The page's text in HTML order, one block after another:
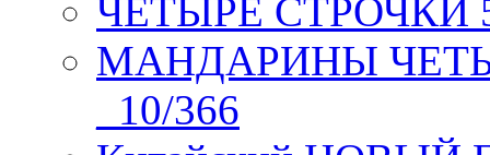
ЧЕТЫРЕ СТРОЧКИ 5
МАНДАРИНЫ
_10/366